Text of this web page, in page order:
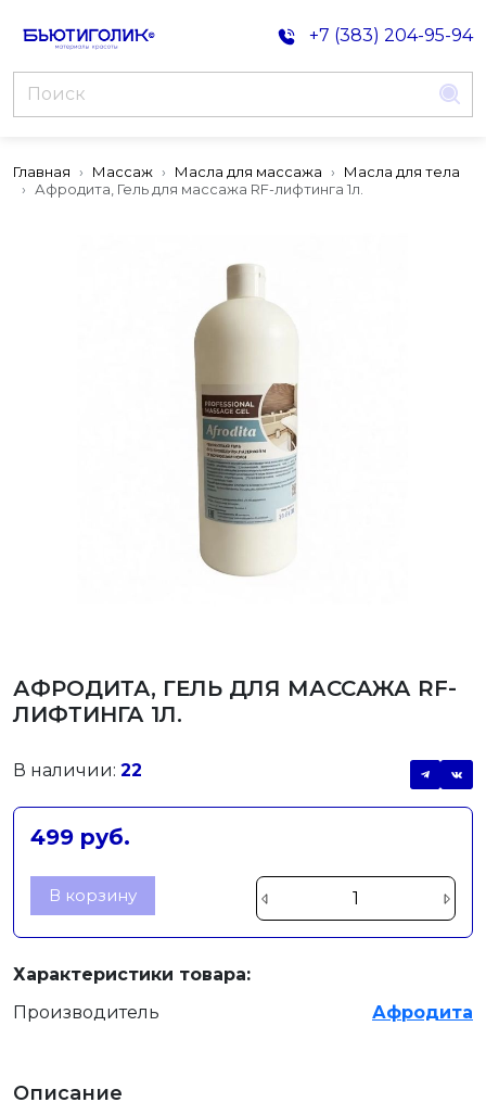
+7 (383) 204-95-94
Главная Массаж Масла для массажа
Масла для тела
Афродита, Гель для массажа RF-лифтинга 1л.
АФРОДИТА, ГЕЛЬ ДЛЯ МАССАЖА RF-
ЛИФТИНГА 1Л.
В наличии: 22
499 руб.
В корзину
Характеристики товара:
Производитель
Афродита
Описание